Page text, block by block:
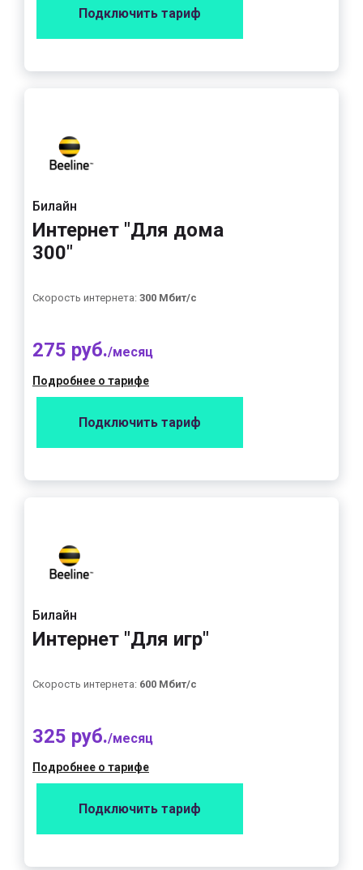
Подключить тариф
Билайн
Интернет "Для дома
300"
Скорость интернета: 300 Мбит/с
275 руб./месяц
Подробнее о тарифе
Подключить тариф
Билайн
Интернет "Для игр"
Скорость интернета: 600 Мбит/с
325 руб./месяц
Подробнее о тарифе
Подключить тариф